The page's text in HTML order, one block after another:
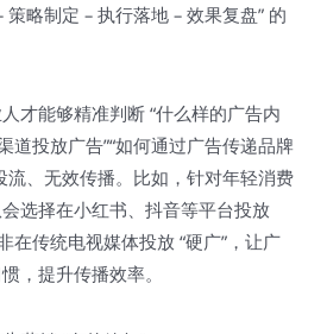
策略制定 – 执行落地 – 效果复盘” 的
才能够精准判断 “什么样的广告内
道投放广告”“如何通过广告传递品牌
流、无效传播。比如，针对年轻消费
选择在小红书、抖音等平台投放
在传统电视媒体投放 “硬广”，让广
，提升传播效率。​